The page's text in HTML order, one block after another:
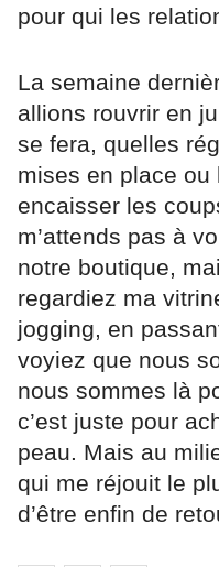
pour qui les
La semaine
allions rouvrir en
se fera, quelles
mises en place
encaisser les
m’attends pas à
notre boutique,
regardiez ma
jogging, en
voyiez que nous
nous sommes là
c’est juste pour
peau. Mais au
qui me réjouit le
d’être enfin de